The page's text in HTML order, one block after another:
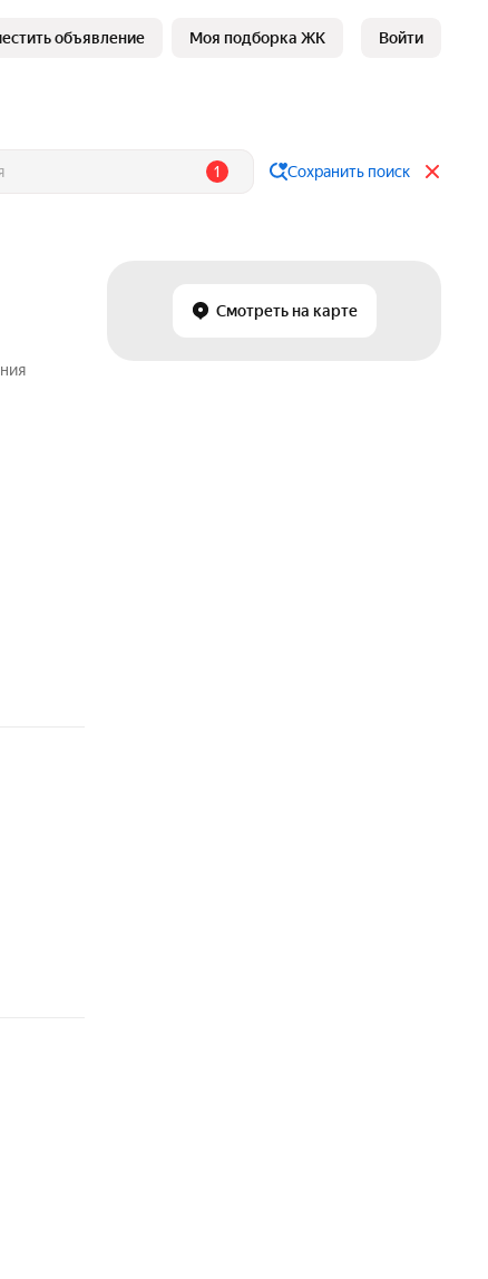
объявление Моя подборка ЖК Войти
1 Сохранить поиск
Смотреть на карте